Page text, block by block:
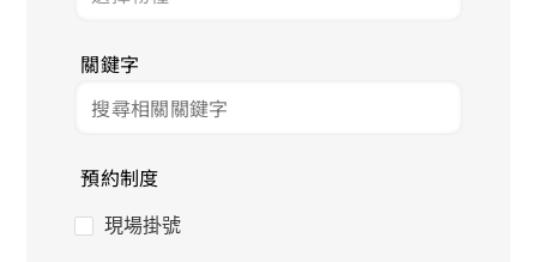
關鍵字
預約制度
現場掛號